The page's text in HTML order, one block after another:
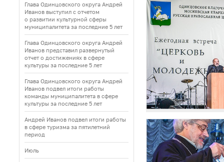
Глава Одинцовского округа Андрей
Иванов выступил с отчетом
о развитии культурной сферы
муниципалитета за последние 5 лет
Глава Одинцовского округа Андрей
Иванов представил развернутый
отчет о достижениях в сфере
культуры за последние 5 лет
Глава Одинцовского округа Андрей
Иванов подвел итоги работы
команды муниципалитета в сфере
культуры за последние 5 лет
Андрей Иванов подвел итоги работы
в сфере туризма за пятилетний
период
Июль